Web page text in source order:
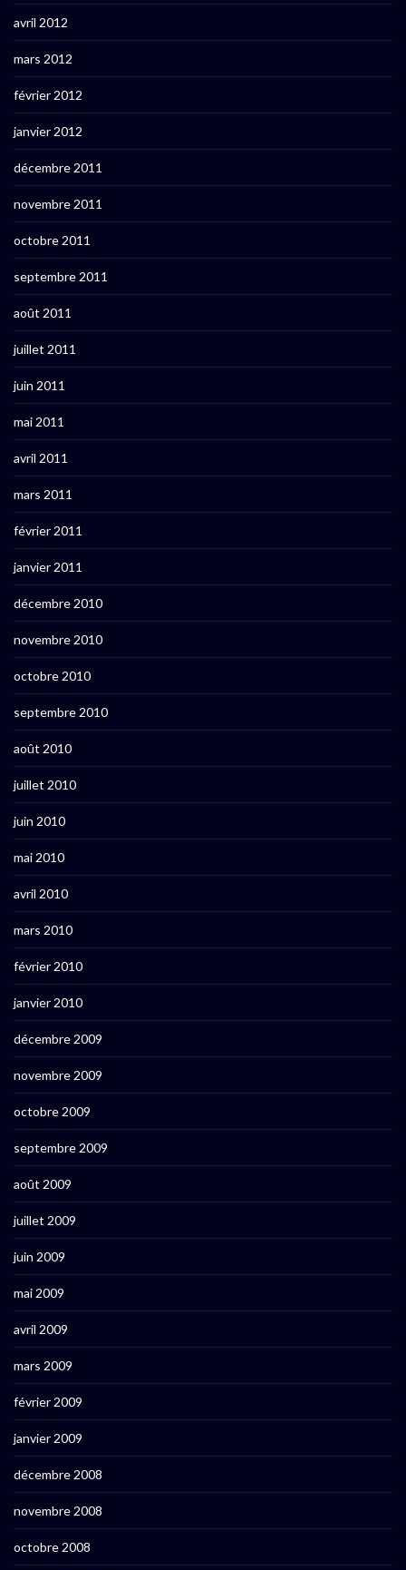
avril 2012
mars 2012
février 2012
janvier 2012
décembre 2011
novembre 2011
octobre 2011
septembre 2011
août 2011
juillet 2011
juin 2011
mai 2011
avril 2011
mars 2011
février 2011
janvier 2011
décembre 2010
novembre 2010
octobre 2010
septembre 2010
août 2010
juillet 2010
juin 2010
mai 2010
avril 2010
mars 2010
février 2010
janvier 2010
décembre 2009
novembre 2009
octobre 2009
septembre 2009
août 2009
juillet 2009
juin 2009
mai 2009
avril 2009
mars 2009
février 2009
janvier 2009
décembre 2008
novembre 2008
octobre 2008